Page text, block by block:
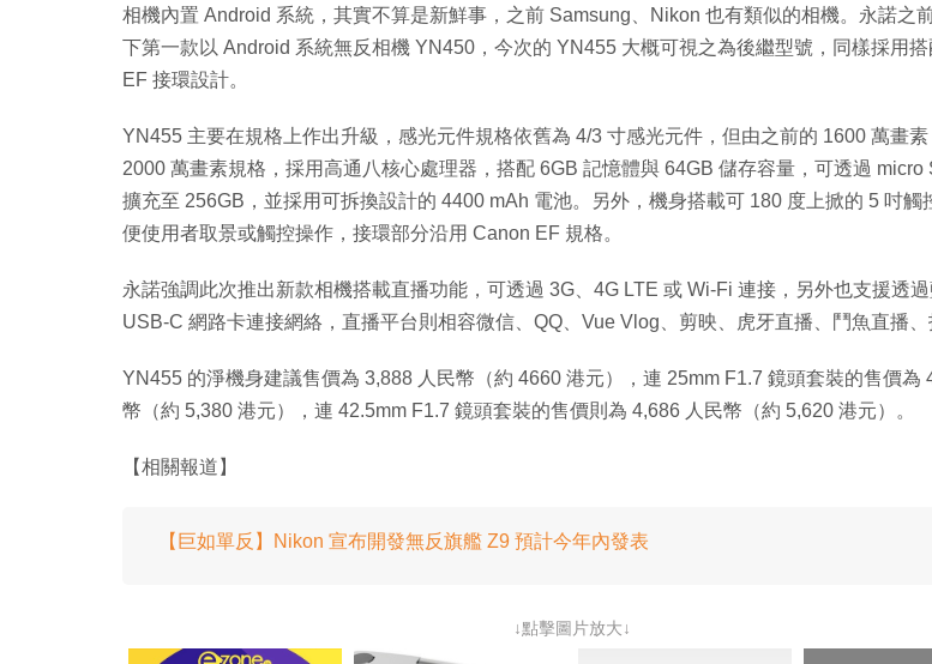
相機內置 Android 系統，其實不算是新鮮事，之前 Samsung、Nikon 也有類似的相機。永諾之
下第一款以 Android 系統無反相機 YN450，今次的 YN455 大概可視之為後繼型號，同樣採用
EF 接環設計。
YN455 主要在規格上作出升級，感光元件規格依舊為 4/3 寸感光元件，但由之前的 1600 萬畫
2000 萬畫素規格，採用高通八核心處理器，搭配 6GB 記憶體與 64GB 儲存容量，可透過 micro
擴充至 256GB，並採用可拆換設計的 4400 mAh 電池。另外，機身搭載可 180 度上掀的 5 吋觸
便使用者取景或觸控操作，接環部分沿用 Canon EF 規格。
永諾強調此次推出新款相機搭載直播功能，可透過 3G、4G LTE 或 Wi-Fi 連接，另外也支援透過
USB-C 網路卡連接網絡，直播平台則相容微信、QQ、Vue Vlog、剪映、虎牙直播、鬥魚直播、
YN455 的淨機身建議售價為 3,888 人民幣（約 4660 港元），連 25mm F1.7 鏡頭套裝的售價為
幣（約 5,380 港元），連 42.5mm F1.7 鏡頭套裝的售價則為 4,686 人民幣（約 5,620 港元）。
【相關報道】
【巨如單反】Nikon 宣布開發無反旗艦 Z9 預計今年內發表
↓點擊圖片放大↓